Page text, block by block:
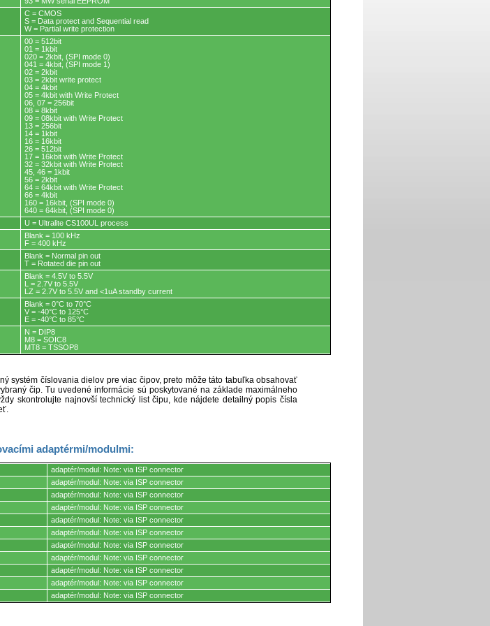
C = CMOS
S = Data protect and Sequential read
W = Partial write protection
00 = 512bit
01 = 1kbit
020 = 2kbit, (SPI mode 0)
041 = 4kbit, (SPI mode 1)
02 = 2kbit
03 = 2kbit write protect
04 = 4kbit
05 = 4kbit with Write Protect
06, 07 = 256bit
08 = 8kbit
09 = 08kbit with Write Protect
13 = 256bit
14 = 1kbit
16 = 16kbit
26 = 512bit
17 = 16kbit with Write Protect
32 = 32kbit with Write Protect
45, 46 = 1kbit
56 = 2kbit
64 = 64kbit with Write Protect
66 = 4kbit
160 = 16kbit, (SPI mode 0)
640 = 64kbit, (SPI mode 0)
U = Ultralite CS100UL process
Blank = 100 kHz
F = 400 kHz
Blank = Normal pin out
T = Rotated die pin out
Blank = 4.5V to 5.5V
L = 2.7V to 5.5V
LZ = 2.7V to 5.5V and <1uA standby current
Blank = 0°C to 70°C
V = -40°C to 125°C
E = -40°C to 85°C
N = DIP8
M8 = SOIC8
MT8 = TSSOP8
systém číslovania dielov pre viac čipov, preto môže táto tabuľka obsahovať
čip. Tu uvedené informácie sú poskytované na základe maximálneho
skontrolujte najnovší technický list čipu, kde nájdete detailný popis čísla
adaptérmi/modulmi:
adaptér/modul: Note: via ISP connector
adaptér/modul: Note: via ISP connector
adaptér/modul: Note: via ISP connector
adaptér/modul: Note: via ISP connector
adaptér/modul: Note: via ISP connector
adaptér/modul: Note: via ISP connector
adaptér/modul: Note: via ISP connector
adaptér/modul: Note: via ISP connector
adaptér/modul: Note: via ISP connector
adaptér/modul: Note: via ISP connector
adaptér/modul: Note: via ISP connector